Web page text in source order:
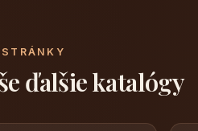
ďalšie katalógy